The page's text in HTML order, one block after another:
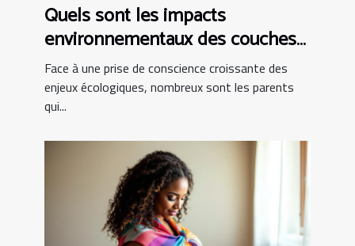
Quels sont les impacts
environnementaux des couches
bio ?
Face à une prise de conscience croissante des
enjeux écologiques, nombreux sont les parents
qui...